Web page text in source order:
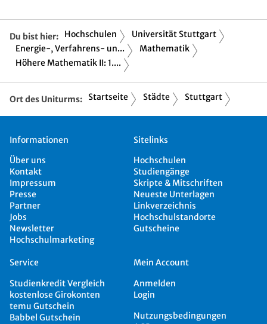
Du bist hier: Hochschulen
Universität Stuttgart
Energie-, Verfahrens- un...
Mathematik
Höhere Mathematik II: 1....
Ort des Uniturms: Startseite Städte Stuttgart
Informationen
Über uns
Kontakt
Impressum
Presse
Partner
Jobs
Newsletter
Hochschulmarketing
Sitelinks
Hochschulen
Studiengänge
Skripte & Mitschriften
Neueste Unterlagen
Linkverzeichnis
Hochschulstandorte
Gutscheine
Service
Studienkredit Vergleich
kostenlose Girokonten
temu Gutschein
Babbel Gutschein
Mein Account
Anmelden
Login
Nutzungsbedingungen